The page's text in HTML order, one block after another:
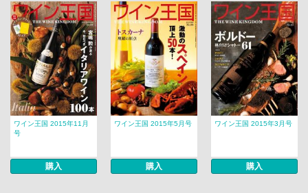
ワイン王国 2015年11月
号
購入
ワイン王国 2015年5月号
購入
ワイン王国 2015年3月号
購入